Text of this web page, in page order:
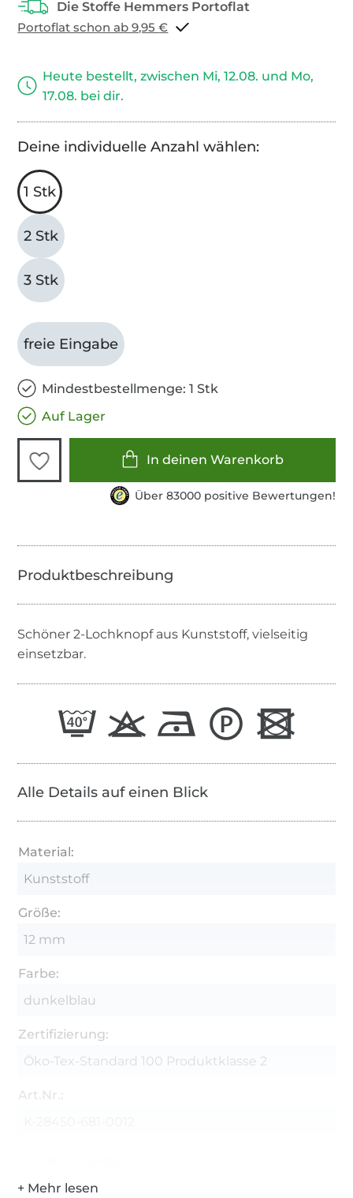
Portoflat schon ab 9,95 €
Heute bestellt, zwischen Mi, 12.08. und Mo,
17.08. bei dir.
Deine individuelle Anzahl wählen:
1 Stk
2 Stk
3 Stk
freie Eingabe
Mindestbestellmenge: 1 Stk
Auf Lager
In deinen Warenkorb
Über 83000 positive Bewertungen!
Schöner 2-Lochknopf aus Kunststoff, vielseitig
einsetzbar.
Alle Details auf einen Blick
Material:
Kunststoff
Größe:
12 mm
Farbe:
dunkelblau
Zertifizierung:
Öko-Tex-Standard 100 Produktklasse 2
Art.Nr.: